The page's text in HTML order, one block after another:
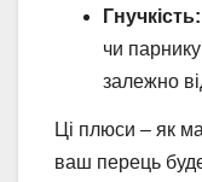
Гнучкість:
чи
залежно
Ці плюси – як
ваш перець